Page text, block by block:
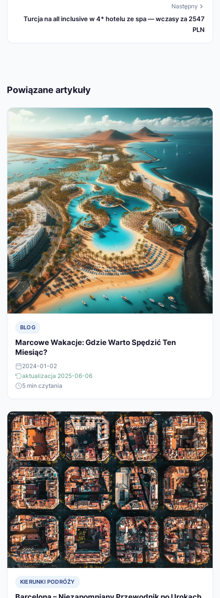
Następny
Turcja na all inclusive w 4* hotelu ze spa — wczasy za 2547
PLN
Powiązane artykuły
BLOG
Marcowe Wakacje: Gdzie Warto Spędzić Ten
Miesiąc?
2024-01-02
aktualizacja 2025-06-06
5 min czytania
KIERUNKI PODRÓŻY